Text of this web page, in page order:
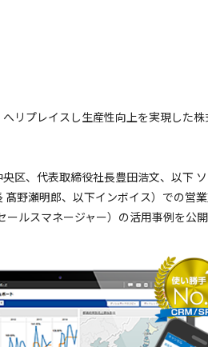
リプレイスし生産性向上を実現した
区、代表取締役社長豊田浩文、以下
野瀬明郎、以下インボイス）での営
ルスマネージャー）の活用事例を公